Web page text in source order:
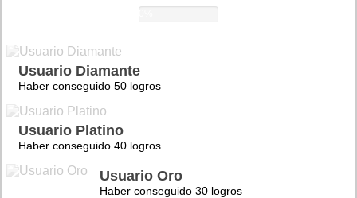
Usuario Diamante
Haber conseguido 50 logros
Usuario Platino
Haber conseguido 40 logros
Usuario Oro
Haber conseguido 30 logros